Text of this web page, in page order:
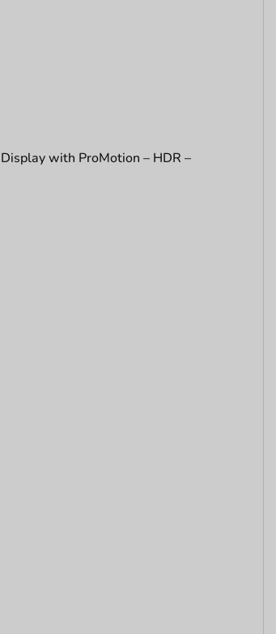
with ProMotion – HDR –